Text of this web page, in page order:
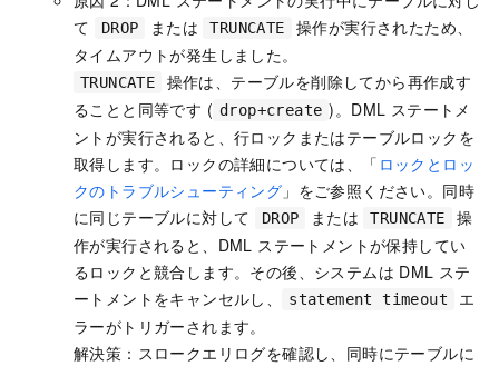
て
DROP または TRUNCATE
操作が実行されたため、
タイムアウトが発生しました。
TRUNCATE
操作は、テーブルを削除してから再作成す
ることと同等です ( drop+create )。DML ステートメ
ントが実行されると、行ロックまたはテーブルロックを
取得します。ロックの詳細については、「 ロックとロッ
クのトラブルシューティング 」をご参照ください。同時
に同じテーブルに対して
DROP または TRUNCATE
操
作が実行されると、DML ステートメントが保持してい
るロックと競合します。その後、システムは DML ステ
ートメントをキャンセルし、
statement timeout
エ
ラーがトリガーされます。
解決策：スロークエリログを確認し、同時にテーブルに